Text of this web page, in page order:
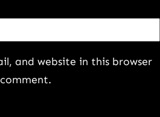
and website in this browser